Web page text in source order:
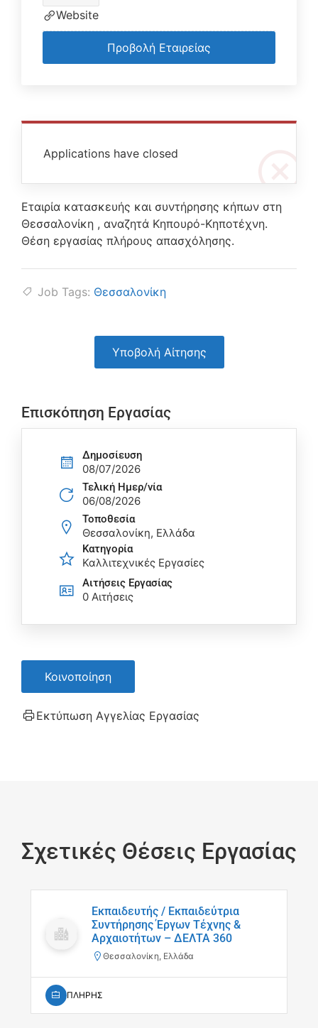
Applications have closed
Εταιρία κατασκευής και συντήρησης κήπων στη
Θεσσαλονίκη , αναζητά Κηπουρό-Κηποτέχνη.
Θέση εργασίας πλήρους απασχόλησης.
Job Tags: Θεσσαλονίκη
Υποβολή Αίτησης
Επισκόπηση Εργασίας
Δημοσίευση
08/07/2026
Τελική Ημερ/νία
06/08/2026
Τοποθεσία
Θεσσαλονίκη, Ελλάδα
Κατηγορία
Καλλιτεχνικές Εργασίες
Αιτήσεις Eργασίας
0 Αιτήσεις
Κοινοποίηση
Εκτύπωση Αγγελίας Εργασίας
Website
Προβολή Εταιρείας
Σχετικές Θέσεις Εργασίας
Εκπαιδευτής / Εκπαιδεύτρια
Συντήρησης Έργων Τέχνης &
Αρχαιοτήτων – ΔΕΛΤΑ 360
Θεσσαλονίκη, Ελλάδα
ΠΛΗΡΗΣ